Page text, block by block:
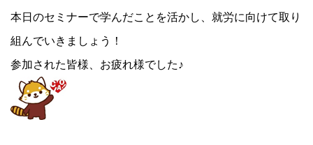
本日のセミナーで学んだことを活かし、就労に向けて取り
組んでいきましょう！
参加された皆様、お疲れ様でした♪